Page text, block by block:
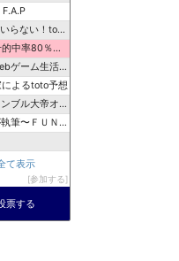
い！toto予想β
率80％以上
ーム生活日記
よるtoto予想
ブル大帝オレ
ＵＮ × ＧＯ！〜
気楽toto予想〜
て表示
参加する
票する